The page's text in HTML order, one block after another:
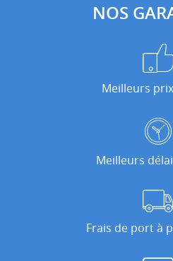
NOS
Meilleurs
Meilleurs
Frais de port à